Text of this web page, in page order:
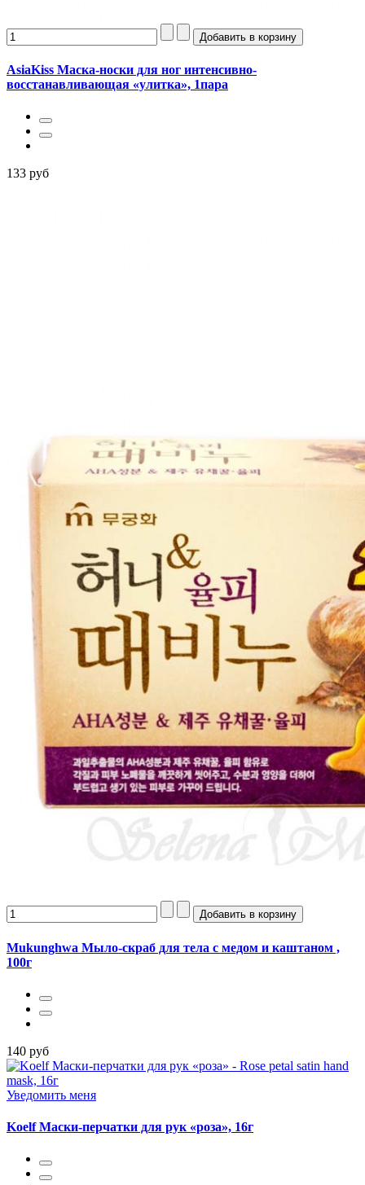
AsiaKiss Маска-носки для ног интенсивно-
восстанавливающая «улитка», 1пара
133 руб
Mukunghwa Мыло-скраб для тела с медом и каштаном ,
100г
140 руб
Уведомить меня
Koelf Маски-перчатки для рук «роза», 16г